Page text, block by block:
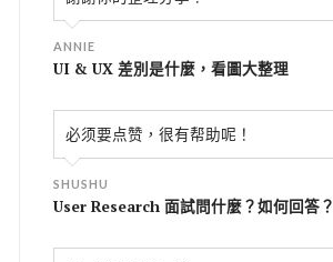
ANNIE
UI & UX 差別是什麼，看圖大整理
必须要点赞，很有帮助呢！
SHUSHU
User Research 面試問什麼？如何回答？